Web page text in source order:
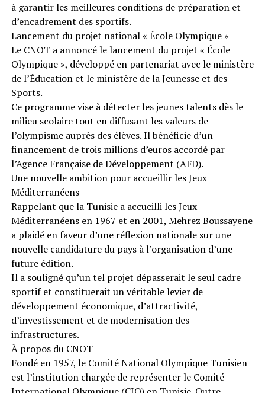
à garantir les meilleures conditions de préparation et
d’encadrement des sportifs.
Lancement du projet national « École Olympique »
Le CNOT a annoncé le lancement du projet « École
Olympique », développé en partenariat avec le ministère
de l’Éducation et le ministère de la Jeunesse et des
Sports.
Ce programme vise à détecter les jeunes talents dès le
milieu scolaire tout en diffusant les valeurs de
l’olympisme auprès des élèves. Il bénéficie d’un
financement de trois millions d’euros accordé par
l’Agence Française de Développement (AFD).
Une nouvelle ambition pour accueillir les Jeux
Méditerranéens
Rappelant que la Tunisie a accueilli les Jeux
Méditerranéens en 1967 et en 2001, Mehrez Boussayene
a plaidé en faveur d’une réflexion nationale sur une
nouvelle candidature du pays à l’organisation d’une
future édition.
Il a souligné qu’un tel projet dépasserait le seul cadre
sportif et constituerait un véritable levier de
développement économique, d’attractivité,
d’investissement et de modernisation des
infrastructures.
À propos du CNOT
Fondé en 1957, le Comité National Olympique Tunisien
est l’institution chargée de représenter le Comité